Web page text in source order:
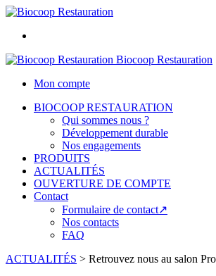
Biocoop Restauration
Mon compte
BIOCOOP RESTAURATION
Qui sommes nous ?
Développement durable
Nos engagements
PRODUITS
ACTUALITÉS
OUVERTURE DE COMPTE
Contact
Formulaire de contact↗
Nos contacts
FAQ
ACTUALITÉS > Retrouvez nous au salon